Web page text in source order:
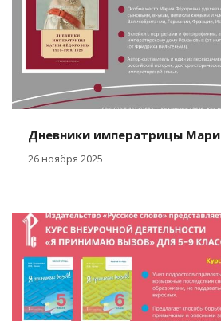
Дневники императрицы
26 ноября 2025